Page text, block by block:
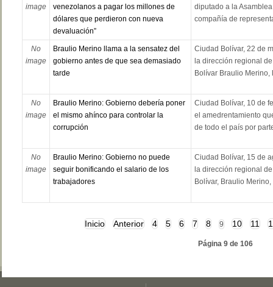
image
venezolanos a pagar los millones de
dólares que perdieron con nueva
devaluación”
diputado a la
compañía de
No
image
Braulio Merino llama a la sensatez del
gobierno antes de que sea demasiado
tarde
Ciudad Bolívar, 22 de
la dirección regional
Bolívar Braulio Merino,
No
image
Braulio Merino: Gobierno debería poner
el mismo ahínco para controlar la
corrupción
Ciudad Bolívar, 10 de
el amedrentamiento
de todo el país por
No
image
Braulio Merino: Gobierno no puede
seguir bonificando el salario de los
trabajadores
Ciudad Bolívar, 15 de
la dirección regional
Bolívar, Braulio
Inicio Anterior 4 5 6 7 8 9 10 11
Página 9 de 106